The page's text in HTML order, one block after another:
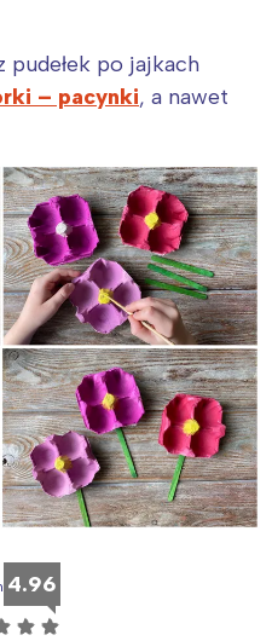
po jajkach
– pacynki, a nawet
4.96
☆ ☆